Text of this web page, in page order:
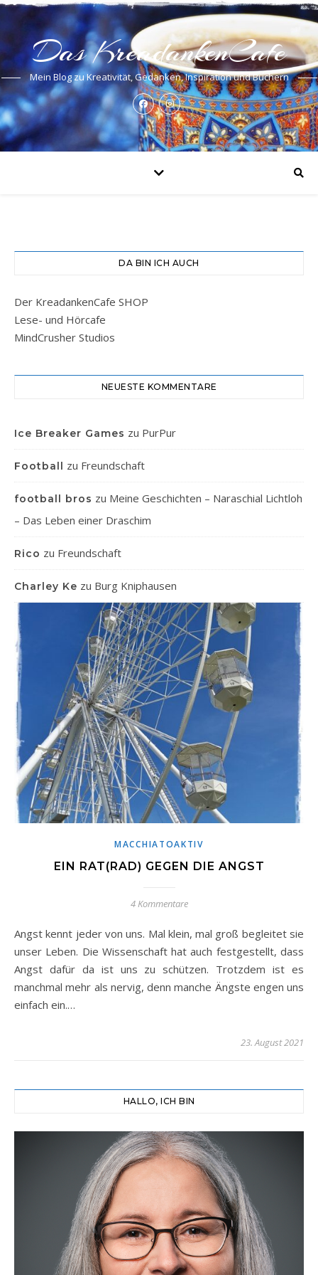
Das KreadankenCafe
Mein Blog zu Kreativität, Gedanken, Inspiration und Büchern
DA BIN ICH AUCH
Der KreadankenCafe SHOP
Lese- und Hörcafe
MindCrusher Studios
NEUESTE KOMMENTARE
Ice Breaker Games zu PurPur
Football zu Freundschaft
football bros zu Meine Geschichten – Naraschial Lichtloh
– Das Leben einer Draschim
Rico zu Freundschaft
Charley Ke zu Burg Kniphausen
MACCHIATOAKTIV
EIN RAT(RAD) GEGEN DIE ANGST
4 Kommentare
Angst kennt jeder von uns. Mal klein, mal groß begleitet sie
unser Leben. Die Wissenschaft hat auch festgestellt, dass
Angst dafür da ist uns zu schützen. Trotzdem ist es
manchmal mehr als nervig, denn manche Ängste engen uns
einfach ein.…
23. August 2021
HALLO, ICH BIN